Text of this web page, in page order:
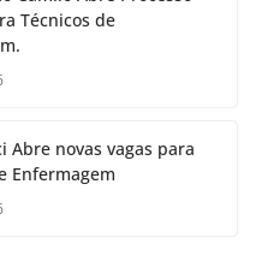
Técnicos de
Abre novas vagas para
Enfermagem